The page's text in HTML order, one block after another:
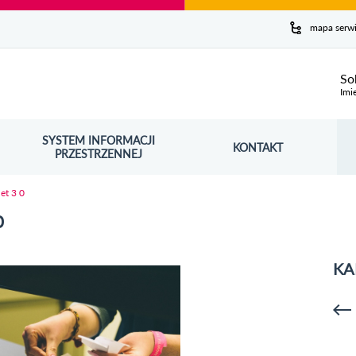
mapa
SYSTEM INFORMACJI
PRZESTRZENNEJ
OTWORZY SIĘ W NOWYM OKNIE KONTAKT
3 0